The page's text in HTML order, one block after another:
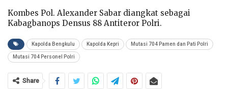
Kombes Pol. Alexander Sabar diangkat sebagai
Kabagbanops Densus 88 Antiteror Polri.
Kapolda Bengkulu Kapolda Kepri Mutasi 704 Pamen dan Pati Polri
Mutasi 704 Personel Polri
Share